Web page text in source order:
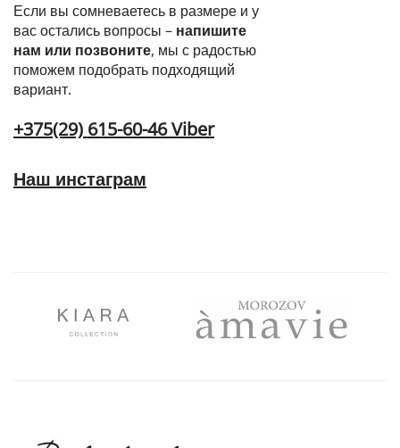
Если вы сомневаетесь в размере и у
вас остались вопросы – напишите
нам или позвоните, мы с радостью
поможем подобрать подходящий
вариант.
+375(29) 615-60-46 Viber
Наш инстаграм